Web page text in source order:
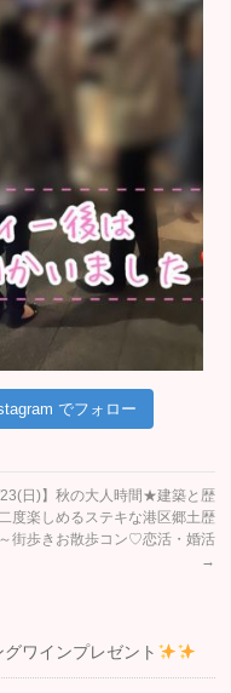
でフォロー
23(日)】秋の大人時間★建築と歴
度楽しめるステキな港区郷土歴
街歩きお散歩コン♡恋活・婚活
→
ワインプレゼント